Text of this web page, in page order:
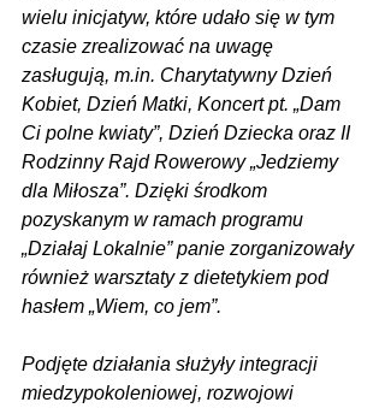
wielu inicjatyw, które udało się w tym
czasie zrealizować na uwagę
zasługują, m.in. Charytatywny Dzień
Kobiet, Dzień Matki, Koncert pt. „Dam
Ci polne kwiaty”, Dzień Dziecka oraz II
Rodzinny Rajd Rowerowy „Jedziemy
dla Miłosza”. Dzięki środkom
pozyskanym w ramach programu
„Działaj Lokalnie” panie zorganizowały
również warsztaty z dietetykiem pod
hasłem „Wiem, co jem”.
Podjęte działania służyły integracji
miedzypokoleniowej, rozwojowi